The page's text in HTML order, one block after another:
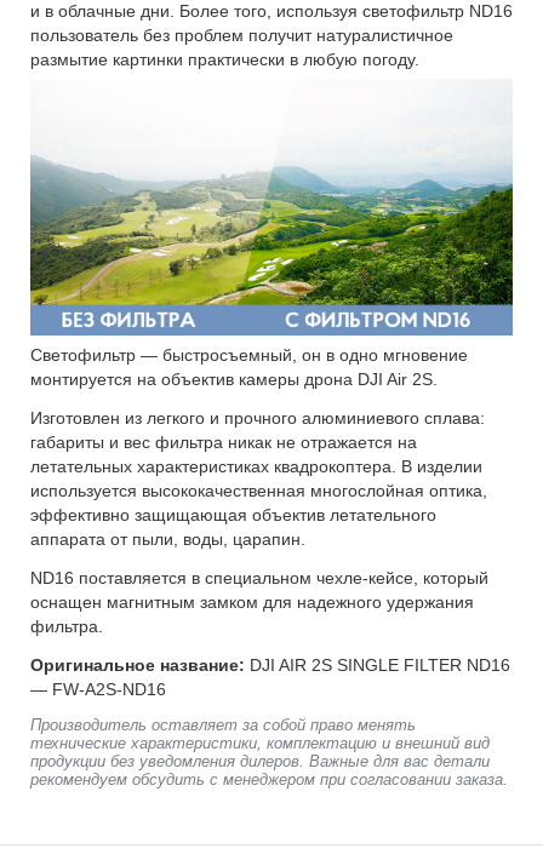
и в облачные дни. Более того, используя светофильтр ND16
пользователь без проблем получит натуралистичное
размытие картинки практически в любую погоду.
Светофильтр — быстросъемный, он в одно мгновение
монтируется на объектив камеры дрона DJI Air 2S.
Изготовлен из легкого и прочного алюминиевого сплава:
габариты и вес фильтра никак не отражается на
летательных характеристиках квадрокоптера. В изделии
используется высококачественная многослойная оптика,
эффективно защищающая объектив летательного
аппарата от пыли, воды, царапин.
ND16 поставляется в специальном чехле-кейсе, который
оснащен магнитным замком для надежного удержания
фильтра.
Оригинальное название: DJI AIR 2S SINGLE FILTER ND16
— FW-A2S-ND16
Производитель оставляет за собой право менять
технические характеристики, комплектацию и внешний вид
продукции без уведомления дилеров. Важные для вас детали
рекомендуем обсудить с менеджером при согласовании заказа.